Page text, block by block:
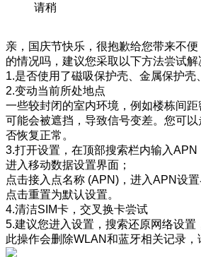
请稍
亲，国庆节快乐，很抱歉给您带来不
的情况吗，建议您采取以下方法尝试解
1.是否使用了磁吸保护壳、金属保护壳
2.变动当前所处地点
一些较封闭的室内环境，例如楼栋间
可能会被遮挡，导致信号变差。您可
否恢复正常。
3.打开设置，在顶部搜索栏内输入
进入移动数据设置界面；
点击接入点名称 (APN)，进入APN设
点击重置为默认设置。
4.清洁SIM卡，交叉换卡尝试
5.建议您进入设置，搜索还原网络设置
此操作会删除WLAN和蓝牙相关记录，